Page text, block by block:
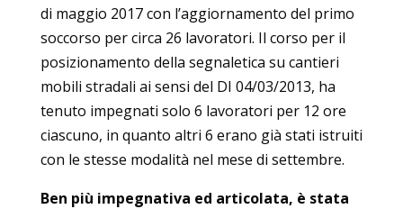
di maggio 2017 con l’aggiornamento del primo
soccorso per circa 26 lavoratori. Il corso per il
posizionamento della segnaletica su cantieri
mobili stradali ai sensi del DI 04/03/2013, ha
tenuto impegnati solo 6 lavoratori per 12 ore
ciascuno, in quanto altri 6 erano già stati istruiti
con le stesse modalità nel mese di settembre.
Ben più impegnativa ed articolata, è stata